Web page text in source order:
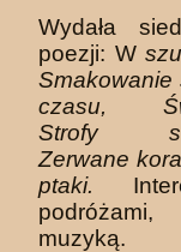
Wydała
poezji: W
Smakowanie
czasu,
Strofy
Zerwane
ptaki.
muzyką.